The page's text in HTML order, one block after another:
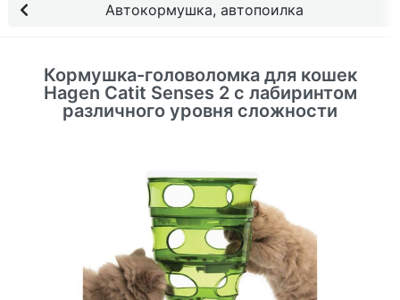
Автокормушка, автопоилка
Кормушка-головоломка для кошек
Hagen Catit Senses 2 с лабиринтом
различного уровня сложности